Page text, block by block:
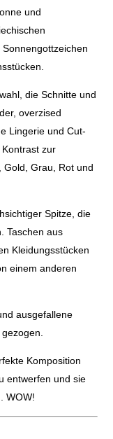
und
die Schnitte und
overzised
Lingerie und Cut-
zur
Gold, Grau, Rot und
Spitze, die
Taschen aus
Kleidungsstücken
einem anderen
ausgefallene
Komposition
entwerfen und sie
WOW!